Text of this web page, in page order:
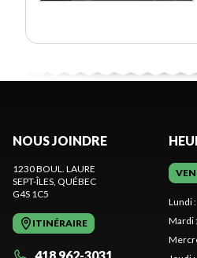
NOUS JOINDRE
1230 BOUL. LAURE
SEPT-ÎLES , QUÉBEC
G4S 1C5
ITINÉRAIRE
418 962-3031
Lundi:
Mardi: